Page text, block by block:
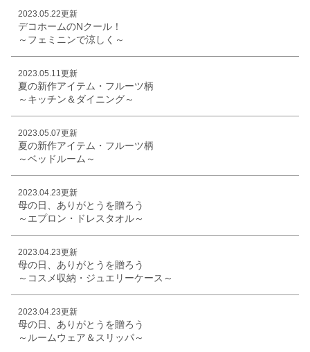
2023.05.22更新
デコホームのNクール！
～フェミニンで涼しく～
2023.05.11更新
夏の新作アイテム・フルーツ柄
～キッチン＆ダイニング～
2023.05.07更新
夏の新作アイテム・フルーツ柄
～ベッドルーム～
2023.04.23更新
母の日、ありがとうを贈ろう
～エプロン・ドレスタオル～
2023.04.23更新
母の日、ありがとうを贈ろう
～コスメ収納・ジュエリーケース～
2023.04.23更新
母の日、ありがとうを贈ろう
～ルームウェア＆スリッパ～